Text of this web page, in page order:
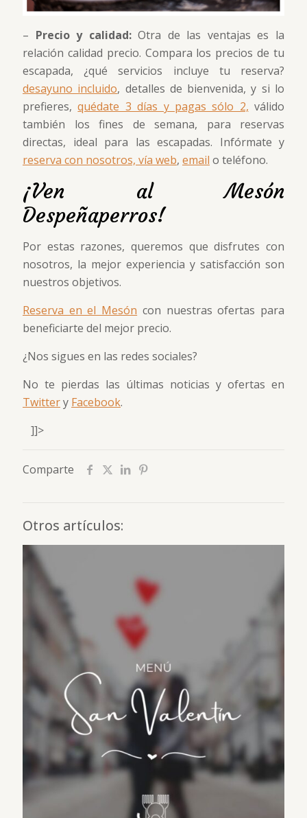
– Precio y calidad:Otra de las ventajas es la
relación calidad precio. Compara los precios de tu
escapada, ¿qué servicios incluye tu reserva?
desayuno incluido, detalles de bienvenida, y si lo
prefieres,quédate 3 días y pagas sólo 2, válido
también los fines de semana, para reservas
directas, ideal para las escapadas. Infórmate y
reserva con nosotros, vía web, email o teléfono.
¡Ven al Mesón
Despeñaperros!
Por estas razones, queremos que disfrutes con
nosotros, la mejor experiencia y satisfacción son
nuestros objetivos.
Reserva en el Mesón con nuestras ofertas para
beneficiarte del mejor precio.
¿Nos sigues en las redes sociales?
No te pierdas las últimas noticias y ofertas en
Twittery Facebook.
]]>
Comparte
Otros artículos: